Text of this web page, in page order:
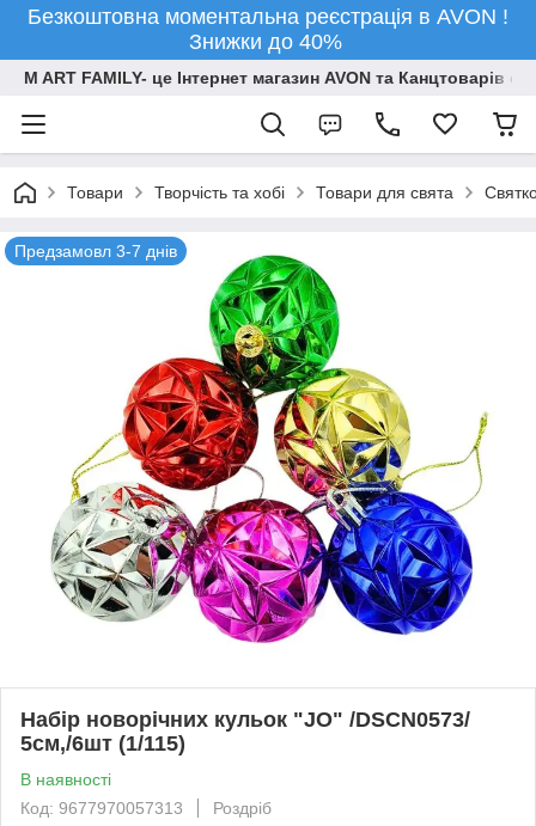
Безкоштовна моментальна реєстрація в AVON !
Знижки до 40%
M ART FAMILY- це Інтернет магазин AVON та Канцтоварів
Товари Творчiсть та хобi Товари для свята
Предзамовл 3-7 днів
Набір новорічних кульок "JO" /DSCN0573/
5см,/6шт (1/115)
В наявності
Код: 9677970057313
Роздріб